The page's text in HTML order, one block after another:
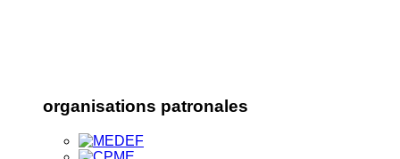
organisations patronales